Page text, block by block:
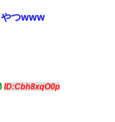
やつwww
ID:Cbh8xqO0p